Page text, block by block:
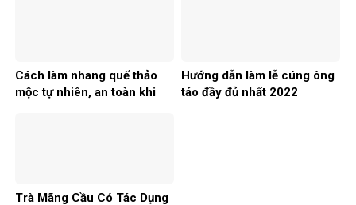
Cách làm nhang quế thảo
mộc tự nhiên, an toàn khi
Hướng dẫn làm lễ cúng ông
táo đầy đủ nhất 2022
Trà Mãng Cầu Có Tác Dụng